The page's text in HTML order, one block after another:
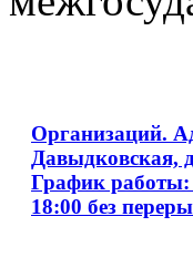
Организаций.
Давыдковская,
График работы:
18:00 без